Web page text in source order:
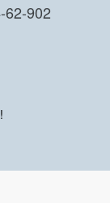
62-902